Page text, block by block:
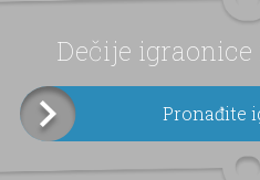
Dečije
Pronađite